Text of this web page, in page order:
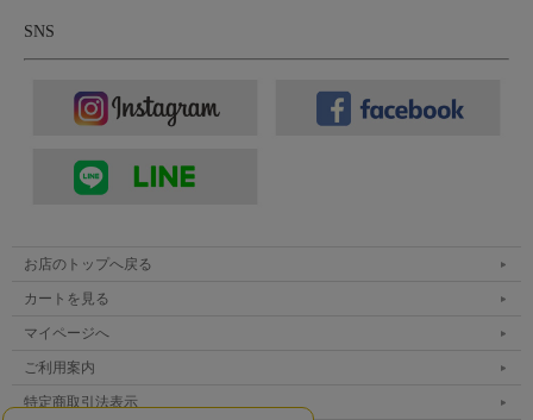
SNS
お店のトップへ戻る
カートを見る
マイページへ
ご利用案内
特定商取引法表示